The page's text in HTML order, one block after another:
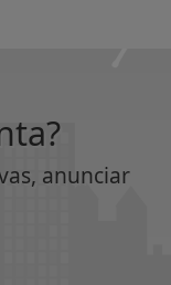
anunciar